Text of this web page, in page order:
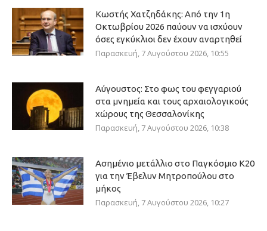
Κωστής Χατζηδάκης: Από την 1η
Οκτωβρίου 2026 παύουν να ισχύουν
όσες εγκύκλιοι δεν έχουν αναρτηθεί
Παρασκευή, 7 Αυγούστου 2026, 10:55
Αύγουστος: Στο φως του φεγγαριού
στα μνημεία και τους αρχαιολογικούς
χώρους της Θεσσαλονίκης
Παρασκευή, 7 Αυγούστου 2026, 10:38
Ασημένιο μετάλλιο στο Παγκόσμιο Κ20
για την Έβελυν Μητροπούλου στο
μήκος
Παρασκευή, 7 Αυγούστου 2026, 10:27